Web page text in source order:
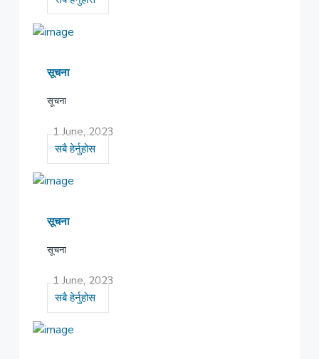
सूचना
सूचना
1 June, 2023
सबै हेर्नुहोस
सूचना
सूचना
1 June, 2023
सबै हेर्नुहोस